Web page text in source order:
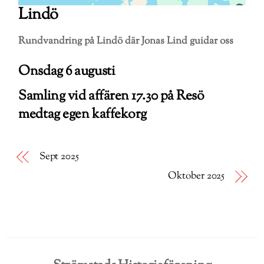
Lindö
Rundvandring på Lindö där Jonas Lind guidar oss
Onsdag 6 augusti
Samling vid affären 17.30 på Resö
medtag egen kaffekorg
Sept 2025
Oktober 2025